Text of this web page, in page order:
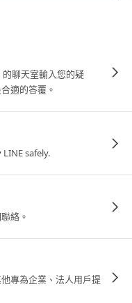
聊天室輸入您的疑
適的答覆。
safely.
絡。
專為企業、法人用戶提